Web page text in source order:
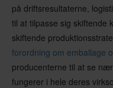
på driftsresultaterne,
til at tilpasse sig skiftende
skiftende
forordning om emballage
producenterne til at se
fungerer i hele deres